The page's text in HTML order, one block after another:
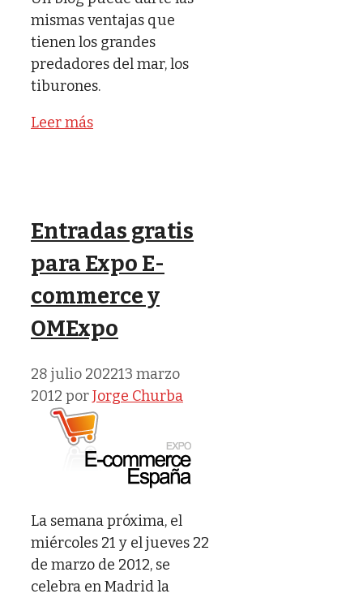
mismas ventajas que
tienen los grandes
predadores del mar, los
tiburones.
Leer más
Entradas gratis
para Expo E-
commerce y
OMExpo
28 julio 202213 marzo
2012 porJorge Churba
La semana próxima, el
miércoles 21 y el jueves 22
de marzo de 2012, se
celebra en Madrid la